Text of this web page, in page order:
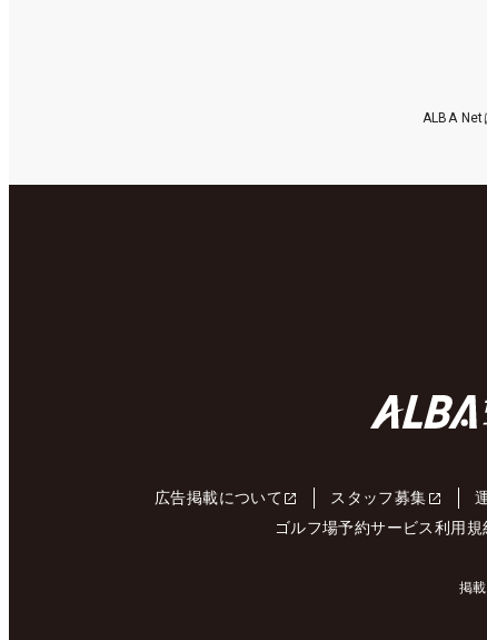
ALBA Net
広告掲載について スタッフ募集
ゴルフ場予約サービス利用規
掲